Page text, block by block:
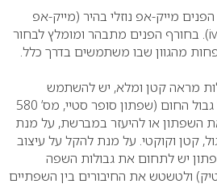
מייק-אפ נוזלי בהיר (מייק-אפ
). בחורף הפנים מתבהר ומומלץ לבחור
מהגוון שבו משתמשים בדרך כלל.
מראה קטן ומלא, יש להשתמש
בשפתון אדום בגוון חם, על גבול החום (שפתון סופר סטיי, מס’ 580
השפתון או להיעזר במברשת, על מנת
קטן וקוקטי. על מנת להקל על עיצוב
יש לתחום את גבולות השפה
ולטשטש את החיבורים בין השפתיים